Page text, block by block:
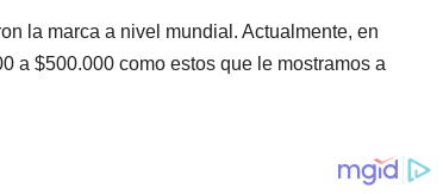
la marca a nivel mundial. Actualmente, en
a $500.000 como estos que le mostramos a